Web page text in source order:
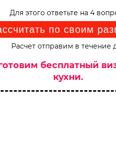
Для этого ответьте на 4
по своим
Расчет отправим в течение
бесплатный
кухни.